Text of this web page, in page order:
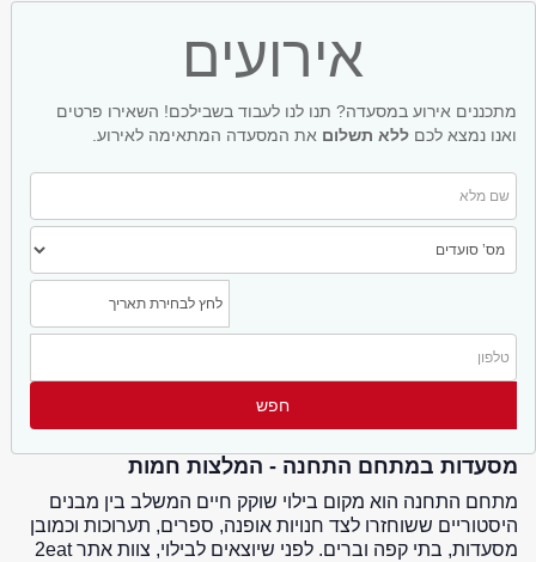
אירועים
מתכננים אירוע במסעדה? תנו לנו לעבוד בשבילכם! השאירו פרטים
ואנו נמצא לכם ללא תשלום את המסעדה המתאימה לאירוע.
מסעדות במתחם התחנה - המלצות חמות
מתחם התחנה הוא מקום בילוי שוקק חיים המשלב בין מבנים
היסטוריים ששוחזרו לצד חנויות אופנה, ספרים, תערוכות וכמובן
מסעדות, בתי קפה וברים. לפני שיוצאים לבילוי, צוות אתר 2eat